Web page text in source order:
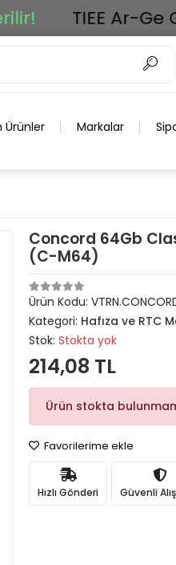
TIEE Ar-Ge
Ürünler Markalar
Concord 64Gb
(C-M64)
Ürün Kodu:
Kategori: Hafıza ve RTC
Stok: Stokta yok
214,08 TL
Ürün stokta
Favorilerime ekle
Hızlı Gönderi Güvenli